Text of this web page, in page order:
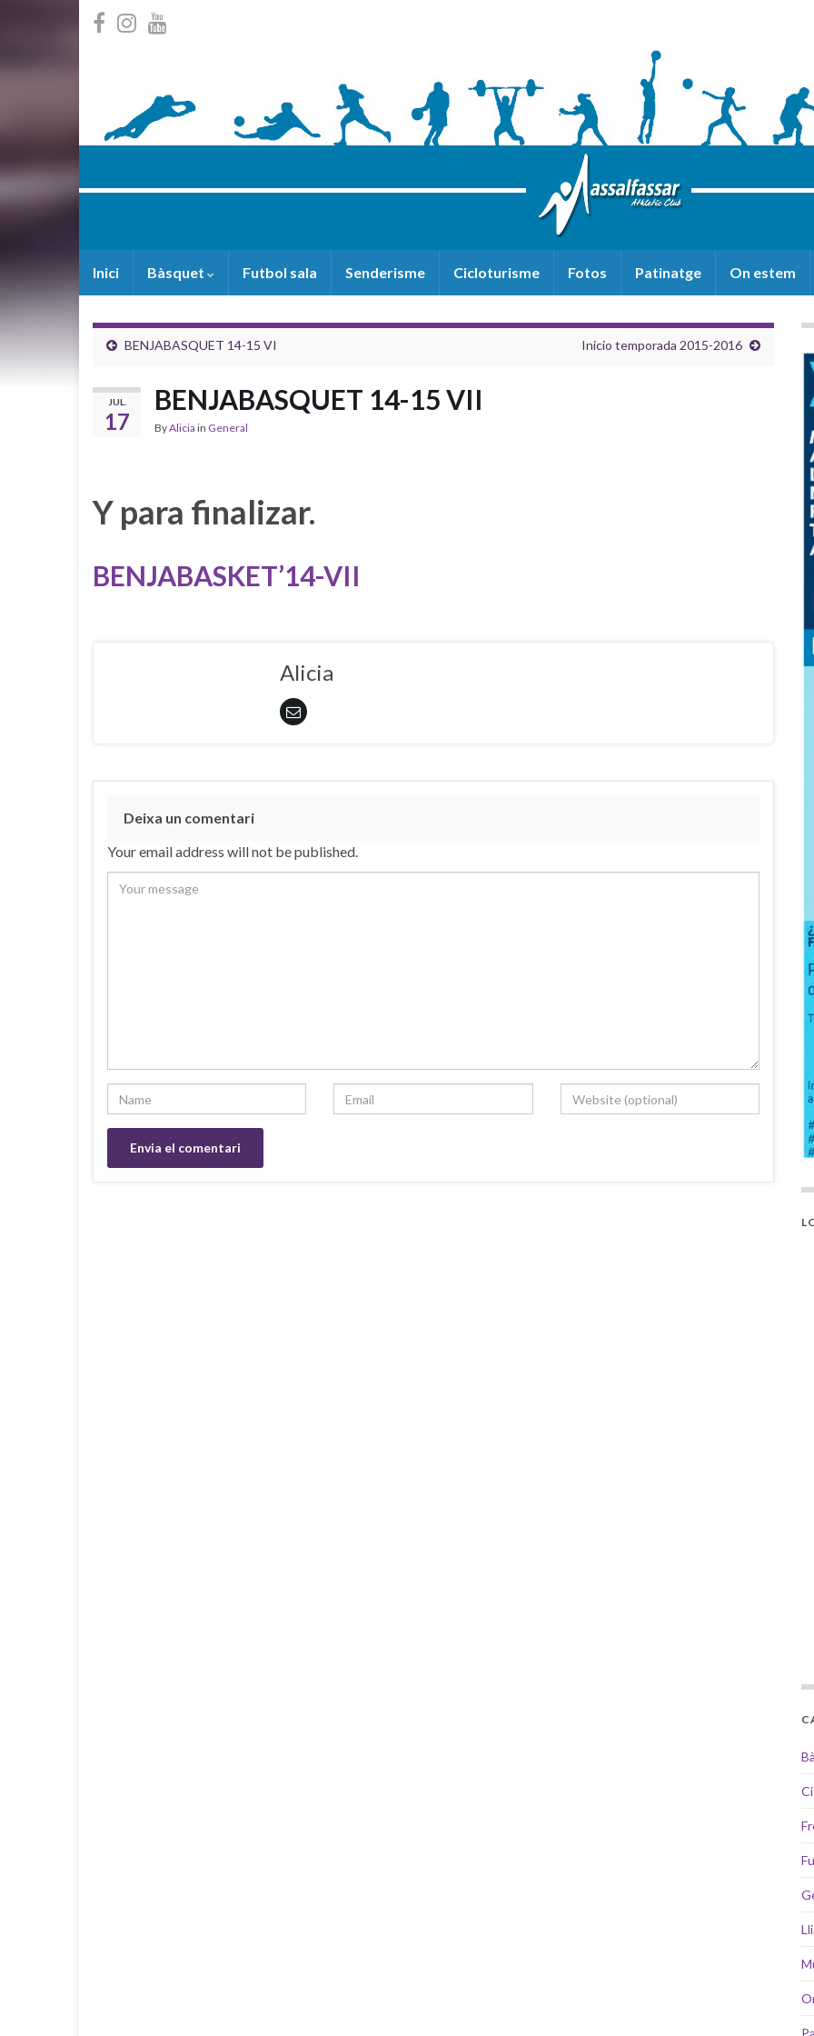
Inici Bàsquet Futbol sala Senderisme Cicloturisme Fotos Patinatge On estem
BENJABASQUET 14-15 VI Inicio temporada 2015-2016
JUL.
17
BENJABASQUET 14-15 VII
ByAlicia in General
Y para finalizar.
BENJABASKET’14-VII
Alicia
Deixa un comentari
Your email address will not be published.